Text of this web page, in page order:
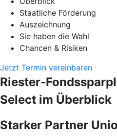
Staatliche Förderung
Auszeichnung
Sie haben die Wahl
Chancen & Risiken
Jetzt Termin vereinbaren
Riester-
Select im Überblick
Starker Partner